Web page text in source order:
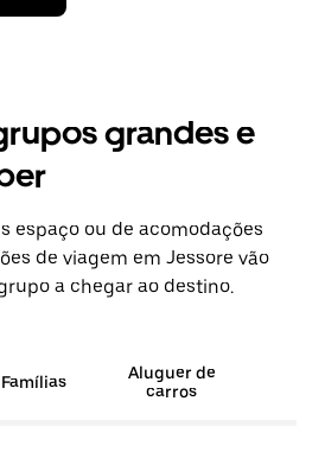
grandes e
espaço ou de acomodações
de viagem em Jessore vão
a chegar ao destino.
Famílias
Aluguer de
carros